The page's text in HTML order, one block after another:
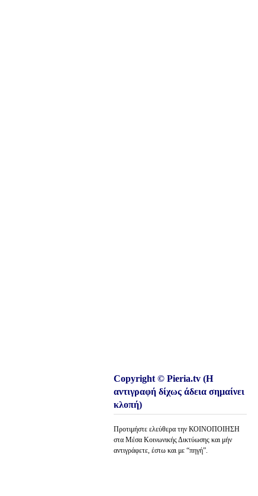
Copyright © Pieria.tv (Η
αντιγραφή δίχως άδεια σημαίνει
κλοπή)
Προτιμήστε ελεύθερα την ΚΟΙΝΟΠΟΙΗΣΗ
στα Μέσα Κοινωνικής Δικτύωσης και μήν
αντιγράφετε, έστω και με “πηγή”.